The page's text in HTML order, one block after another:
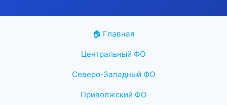
🏠 Главная
Центральный ФО
Северо-Западный ФО
Приволжский ФО